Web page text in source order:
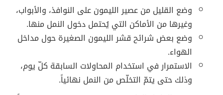
وضع القليل من عصير الليمون على النوافذ، والأبواب،
وغيرها من الأماكن التي يُحتمل دخول النمل منها.
وضع بعض شرائح قشر الليمون الصغيرة حول مداخل
الهواء.
الاستمرار في استخدام المحاولات السابقة كلّ يوم،
وذلك حتى يتمّ التخلّص من النمل نهائياً.